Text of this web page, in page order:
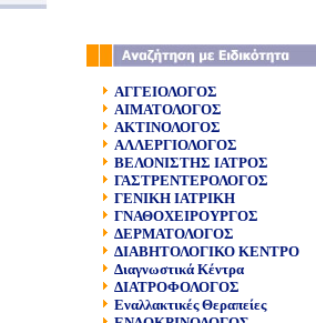
ΑΓΓΕΙΟΛΟΓΟΣ
ΑΙΜΑΤΟΛΟΓΟΣ
ΑΚΤΙΝΟΛΟΓΟΣ
ΑΛΛΕΡΓΙΟΛΟΓΟΣ
ΒΕΛΟΝΙΣΤΗΣ ΙΑΤΡΟΣ
ΓΑΣΤΡΕΝΤΕΡΟΛΟΓΟΣ
ΓΕΝΙΚΗ ΙΑΤΡΙΚΗ
ΓΝΑΘΟΧΕΙΡΟΥΡΓΟΣ
ΔΕΡΜΑΤΟΛΟΓΟΣ
ΔΙΑΒΗΤΟΛΟΓΙΚΟ ΚΕΝΤΡΟ
Διαγνωστικά Κέντρα
ΔΙΑΤΡΟΦΟΛΟΓΟΣ
Εναλλακτικές Θεραπείες